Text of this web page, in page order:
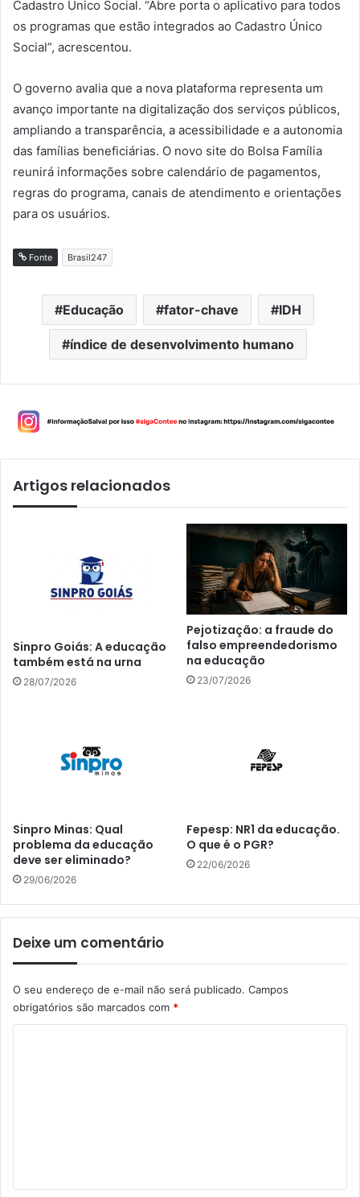
Cadastro Único Social. “Abre porta o aplicativo para todos
os programas que estão integrados ao Cadastro Único
Social”, acrescentou.
O governo avalia que a nova plataforma representa um
avanço importante na digitalização dos serviços públicos,
ampliando a transparência, a acessibilidade e a autonomia
das famílias beneficiárias. O novo site do Bolsa Família
reunirá informações sobre calendário de pagamentos,
regras do programa, canais de atendimento e orientações
para os usuários.
Fonte Brasil247
Educação fator-chave IDH
índice de desenvolvimento humano
Artigos relacionados
Sinpro Goiás: A educação
também está na urna
28/07/2026
Pejotização: a fraude do
falso empreendedorismo
na educação
23/07/2026
Sinpro Minas: Qual
problema da educação
deve ser eliminado?
29/06/2026
Fepesp: NR1 da educação.
O que é o PGR?
22/06/2026
Deixe um comentário
O seu endereço de e-mail não será publicado. Campos
obrigatórios são marcados com *